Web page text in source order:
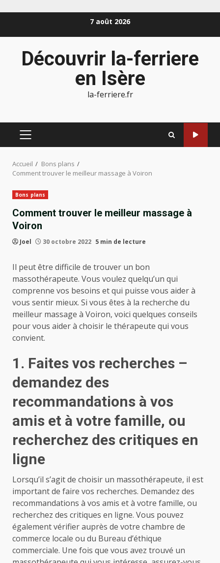
7 août 2026
Découvrir la-ferriere
en Isère
la-ferriere.fr
MENU
Accueil
Bons plans
Comment trouver le meilleur massage à Voiron
Bons plans
Comment trouver le meilleur massage à
Voiron
Joel 30 octobre 2022 5 min de lecture
Il peut être difficile de trouver un bon
massothérapeute. Vous voulez quelqu’un qui
comprenne vos besoins et qui puisse vous aider à
vous sentir mieux. Si vous êtes à la recherche du
meilleur massage à Voiron, voici quelques conseils
pour vous aider à choisir le thérapeute qui vous
convient.
1. Faites vos recherches –
demandez des
recommandations à vos
amis et à votre famille, ou
recherchez des critiques en
ligne
Lorsqu’il s’agit de choisir un massothérapeute, il est
important de faire vos recherches. Demandez des
recommandations à vos amis et à votre famille, ou
recherchez des critiques en ligne. Vous pouvez
également vérifier auprès de votre chambre de
commerce locale ou du Bureau d’éthique
commerciale. Une fois que vous avez trouvé un